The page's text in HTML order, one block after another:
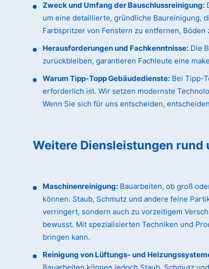
Zweck und Umfang der Bauschlussreinigung:
um eine detaillierte, gründliche Baureinigung,
Farbspritzer von Fenstern zu entfernen,
Herausforderungen und Fachkenntnisse: Die
zurückbleiben, garantieren Fachleute eine
Warum Tipp-Topp Gebäudedienste: Bei Tipp-
erforderlich ist. Wir setzen modernste
Wenn Sie sich für uns entscheiden,
Weitere Diensleistungen rund
Maschinenreinigung: Bauarbeiten, ob groß
können. Staub, Schmutz und andere feine
verringert, sondern auch zu vorzeitigem
bewusst. Mit spezialisierten Techniken und
bringen kann.
Reinigung von Lüftungs- und